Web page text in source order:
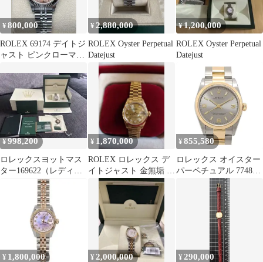
¥800,000
ROLEX 69174 デイトジ
ャスト ピンクローマン
ールドベゼル 自動巻
【管理№3-11】
¥ 2,880,000
ROLEX Oyster Perpetual
Datejust
¥1,200,000
ROLEX Oyster Perpetual
Datejust
¥998,200
ロレックスヨットマス
ター169622（レディー
¥ 1,870,000
ROLEX ロレックス デ
イトジャスト 金無垢 ダ
イヤ文字盤
¥ 855,580
ロレックス オイスター
パーペチュアル 77483
自動巻き ステンレスス
ティール イエローゴー
ルド レディース ボーイ
ズ ROLEX【中古】
¥ 1,800,000 ¥ 2,000,000 ¥ 290,000